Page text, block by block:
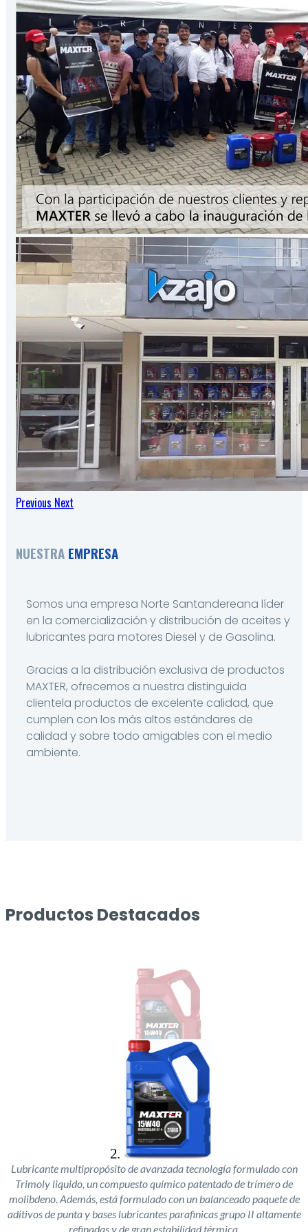
Presentación
3.78Lts
VER PRODUCTO
Previous Next
NUESTRA EMPRESA
Somos una empresa Norte Santandereana líder
en la comercialización y distribución de aceites y
lubricantes para motores Diesel y de Gasolina.
Gracias a la distribución exclusiva de productos
MAXTER, ofrecemos a nuestra distinguida
clientela productos de excelente calidad, que
cumplen con los más altos estándares de
calidad y sobre todo amigables con el medio
ambiente.
Productos Destacados
Lubricante multipropósito de avanzada tecnología formulado con
Trimoly liquido, un compuesto químico patentado de trímero de
molibdeno. Además, está formulado con un balanceado paquete de
aditivos de punta y bases lubricantes parafinicas grupo II altamente
refinadas y de gran estabilidad térmica.